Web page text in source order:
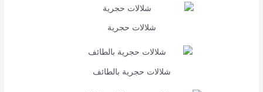
شلالات حجرية
شلالات حجرية بالطائف